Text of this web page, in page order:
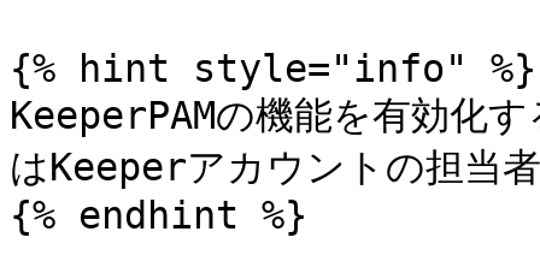
{% hint style="info" %}
KeeperPAMの機能を有効化
はKeeperアカウントの担当
{% endhint %}